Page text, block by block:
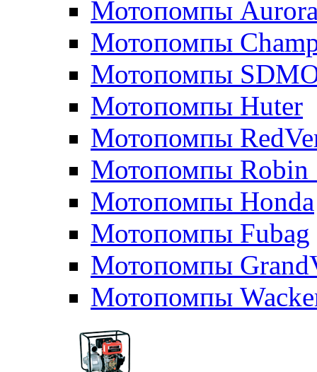
Мотопомпы
Мотопомпы
Мотопомпы
Мотопомпы Huter
Мотопомпы
Мотопомпы Robin
Мотопомпы Honda
Мотопомпы Fubag
Мотопомпы
Мотопомпы